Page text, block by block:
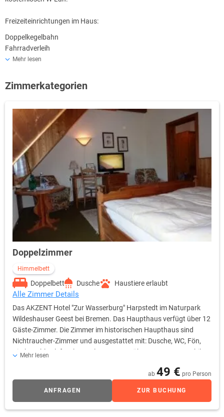
Freizeiteinrichtungen im Haus:
Doppelkegelbahn
Fahrradverleih
Angelkarten
Mehr lesen
Zimmerkategorien
Doppelzimmer
Himmelbett
Doppelbett Dusche Haustiere erlaubt
Alle Zimmer Details
Das AKZENT Hotel "Zur Wasserburg" Harpstedt im Naturpark
Wildeshauser Geest bei Bremen. Das Haupthaus verfügt über 12
Gäste-Zimmer. Die Zimmer im historischen Haupthaus sind
Nichtraucher-Zimmer und ausgestattet mit: Dusche, WC, Fön,
Direktwahl-Telefon, kostenloses W-Lan über Hotspot - T-Mobil
komfortablen Gästehaus liegen alle sehr idyllisch. Das
Mehr lesen
ab 49 € pro Person
ANFRAGEN ZUR BUCHUNG